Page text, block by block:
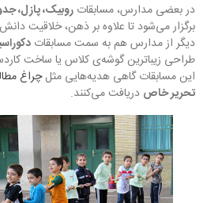
در بعضی مدارس، مسابقات روبیک، پازل،
برگزار می‌شود تا علاوه بر ذهن، خلاقیت
دیگر از مدارس هم به سمت مسابقات
طراحی زیباترین گوشه‌ی کلاس یا ساخت
این مسابقات گاهی هدیه‌هایی مثلچراغ
تحریر خاص دریافت می‌کنند.